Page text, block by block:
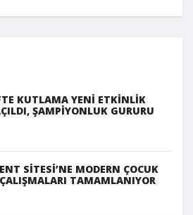
KUTLAMA YENİ ETKİNLİK
ŞAMPİYONLUK GURURU
SİTESİ’NE MODERN ÇOCUK
TAMAMLANIYOR